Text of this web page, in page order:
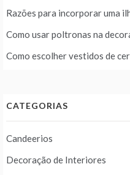
Razões para incorporar uma
Como usar poltronas na
Como escolher vestidos de
CATEGORIAS
Candeerios
Decoração de Interiores